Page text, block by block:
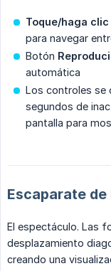
Toque/haga clic
para navegar
Botón
automática
Los controles se
segundos de
pantalla para
Escaparate
El espectáculo. Las
desplazamiento
creando una